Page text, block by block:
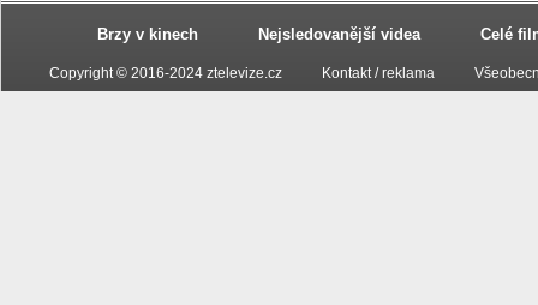
Brzy v kinech Nejsledovanější videa Celé
Copyright © 2016-2024 ztelevize.cz Kontakt / reklama